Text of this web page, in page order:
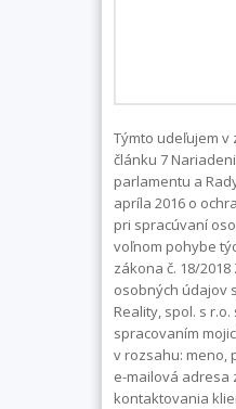
Týmto udeľujem v
článku 7
parlamentu a
apríla 2016 o
pri spracúvaní
voľnom pohybe
zákona č. 18/
osobných údajov
Reality, spol. s
spracovaním
v rozsahu: meno,
e-mailová adresa
kontaktovania